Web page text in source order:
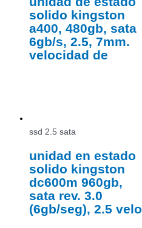
solido kingston
a400, 480gb, sata
6gb/s, 2.5, 7mm.
velocidad de
ssd 2.5 sata
unidad en estado
solido kingston
dc600m 960gb,
sata rev. 3.0
(6gb/seg), 2.5 velo